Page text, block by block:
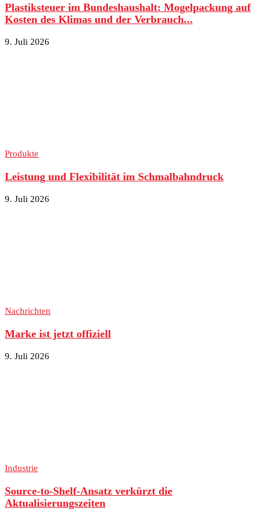
Plastiksteuer im Bundeshaushalt: Mogelpackung auf
Kosten des Klimas und der Verbrauch...
9. Juli 2026
Produkte
Leistung und Flexibilität im Schmalbahndruck
9. Juli 2026
Nachrichten
Marke ist jetzt offiziell
9. Juli 2026
Industrie
Source-to-Shelf-Ansatz verkürzt die
Aktualisierungszeiten